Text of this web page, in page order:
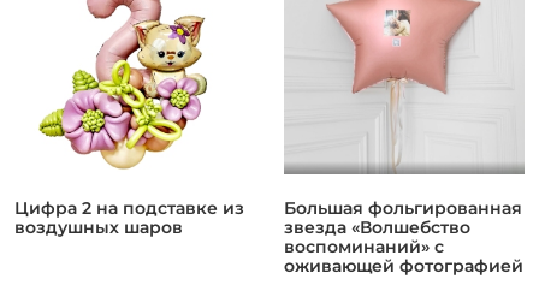
Цифра 2 на подставке из
воздушных шаров
Большая фольгированная
звезда «Волшебство
воспоминаний» с
оживающей фотографией